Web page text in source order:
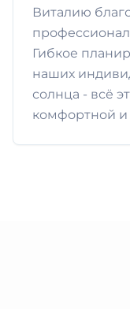
Виталию
Гибкое
наших
солнца - всё
комфортной